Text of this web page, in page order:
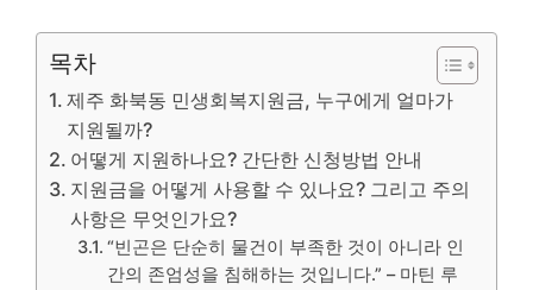
목차
제주 화북동 민생회복지원금, 누구에게 얼마가
지원될까?
어떻게 지원하나요? 간단한 신청방법 안내
지원금을 어떻게 사용할 수 있나요? 그리고 주의
사항은 무엇인가요?
“빈곤은 단순히 물건이 부족한 것이 아니라 인
간의 존엄성을 침해하는 것입니다.” – 마틴 루